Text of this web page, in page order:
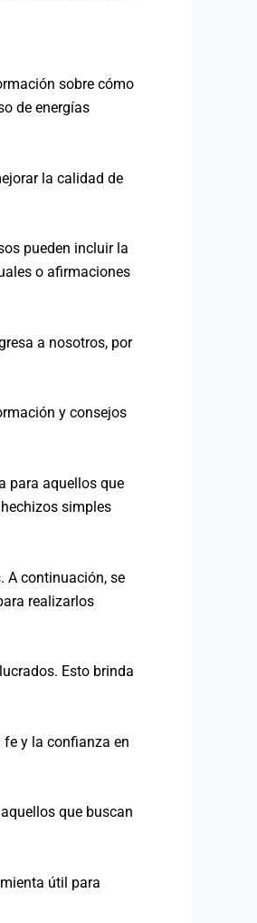
sobre cómo
de energías
la calidad de
pueden incluir la
o afirmaciones
a nosotros, por
y consejos
para aquellos que
simples
A continuación, se
realizarlos
Esto brinda
y la confianza en
que buscan
útil para